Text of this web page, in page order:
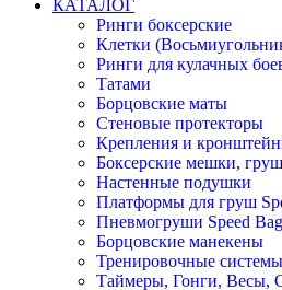
КАТАЛОГ
Ринги боксерские
Клетки
Ринги для кулачных
Татами
Борцовские маты
Стеновые протекторы
Крепления и
Боксерские мешки,
Настенные подушки
Платформы для груш
Пневмогруши Speed
Борцовские манекены
Тренировочные системы
Таймеры, Гонги, Весы,